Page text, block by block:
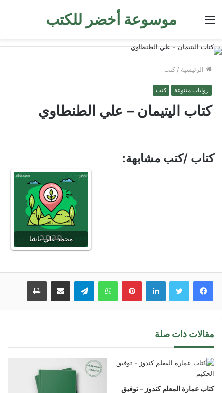
موسوعة أخضر للكتب القائمة
الرئيسية / كتب
روايات متنوعة كتب
كتاب اليتيمان – علي الطنطاوي
كتاب /كتب مشابهة:
محمد علي باشا
لينكدإن بينتيريستواتساب تيلقرام مشاركة عبر البريد طباعة
مقالات ذات صلة
كتاب عمارة المعلم كندوز – توفيق